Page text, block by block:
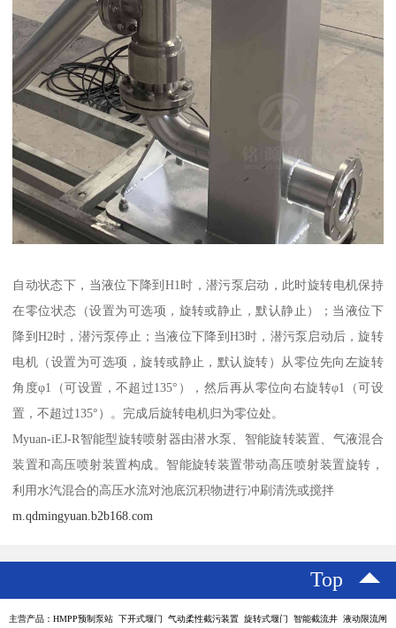
自动状态下，当液位下降到H1时，潜污泵启动，此时旋转电机保持
在零位状态（设置为可选项，旋转或静止，默认静止）；当液位下
降到H2时，潜污泵停止；当液位下降到H3时，潜污泵启动后，旋转
电机（设置为可选项，旋转或静止，默认旋转）从零位先向左旋转
角度φ1（可设置，不超过135°），然后再从零位向右旋转φ1（可设
置，不超过135°）。完成后旋转电机归为零位处。
Myuan-iEJ-R智能型旋转喷射器由潜水泵、智能旋转装置、气液混合
装置和高压喷射装置构成。智能旋转装置带动高压喷射装置旋转，
利用水汽混合的高压水流对池底沉积物进行冲刷清洗或搅拌
m.qdmingyuan.b2b168.com
Top
主营产品：HMPP预制泵站 下开式堰门 气动柔性截污装置 旋转式堰门 智能截流井 液动限流闸